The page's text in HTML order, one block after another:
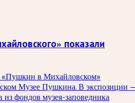
показали
«Пушкин в Михайловском»
Музее Пушкина. В экспозиции
из фондов музея-заповедника